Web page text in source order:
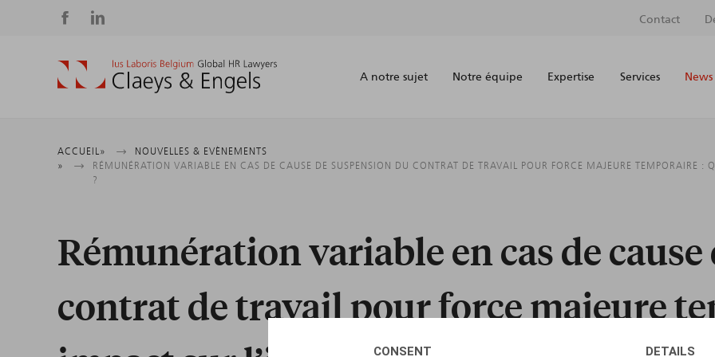
CONSENT DETAILS
Social
media
Contact
A notre sujet Notre équipe Expertise Services
Fil
ACCUEIL
NOUVELLES & EVÈNEMENTS
RÉMUNÉRATION VARIABLE EN CAS DE CAUSE DE SUSPENSION DU CONTRAT DE TRAVAIL POUR FORCE MAJEURE TEMPORAIRE :
?
Rémunération variable en cas de
contrat de travail pour force majeure